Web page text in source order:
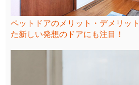
ペットドアのメリット・デメリッ
た新しい発想のドアにも注目！